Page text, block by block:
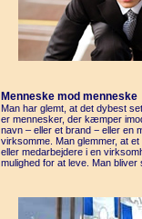
Menneske mod menneske
Man har glemt, at det dybest
er mennesker, der kæmper
navn – eller et brand − eller en
virksomme. Man glemmer, at
eller medarbejdere i en
mulighed for at leve. Man bliver